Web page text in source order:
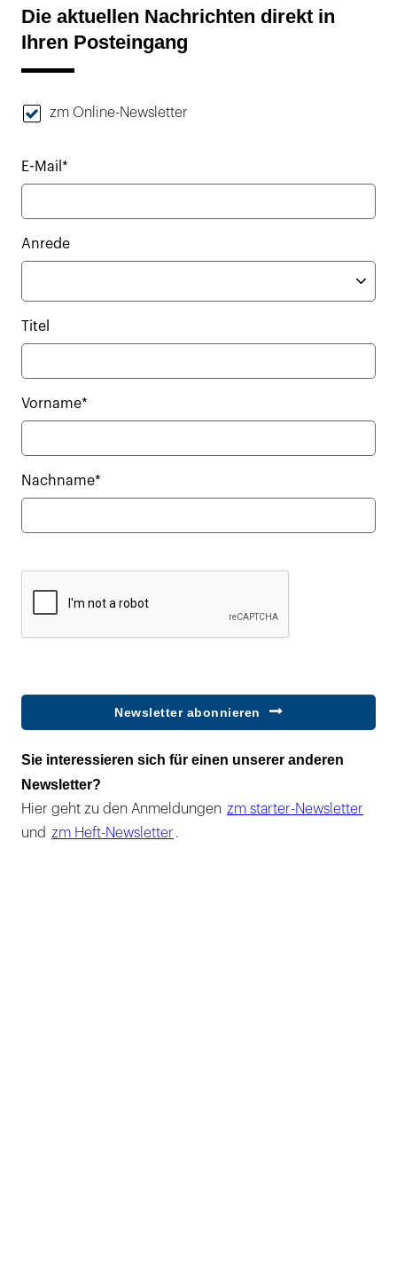
Die aktuellen Nachrichten direkt in
Ihren Posteingang
zm Online-Newsletter
E-Mail*
Anrede
Titel
Vorname*
Nachname*
Newsletter abonnieren
Sie interessieren sich für einen unserer anderen
Newsletter?
Hier geht zu den Anmeldungen zm starter-Newsletter
und zm Heft-Newsletter .